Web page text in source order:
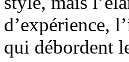
d’expérience,
qui débordent